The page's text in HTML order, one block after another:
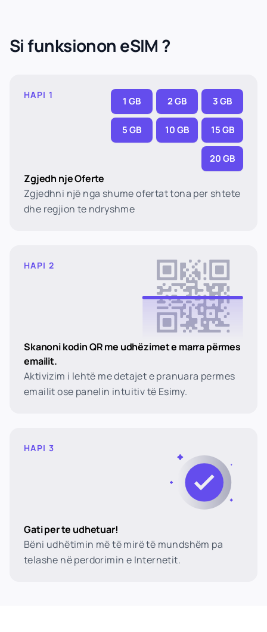
Si funksionon eSIM ?
HAPI 1
1 GB 2 GB 3 GB
5 GB 10 GB 15 GB
20 GB
Zgjedh nje Oferte
Zgjedhni një nga shume ofertat tona per shtete
dhe regjion te ndryshme
HAPI 2
Skanoni kodin QR me udhëzimet e marra përmes
emailit.
Aktivizim i lehtë me detajet e pranuara permes
emailit ose panelin intuitiv të Esimy.
HAPI 3
Gati per te udhetuar!
Bëni udhëtimin më të mirë të mundshëm pa
telashe në perdorimin e Internetit.